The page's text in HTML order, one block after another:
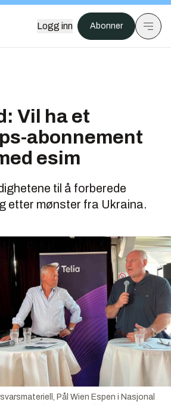
Logg inn Abonner
Vil ha et
abonnement
esim
til å forberede
etter mønster fra Ukraina.
Pål Wien Espen i Nasjonal